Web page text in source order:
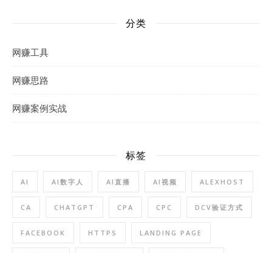
分类
网赚工具
网赚思路
网赚案例实战
标签
AI AI数字人 AI直播 AI视频 ALEXHOST
CA CHATGPT CPA CPC DCV验证方式
FACEBOOK HTTPS LANDING PAGE